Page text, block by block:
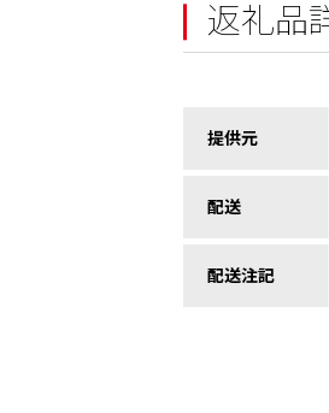
返礼品
提供元
配送
配送注記